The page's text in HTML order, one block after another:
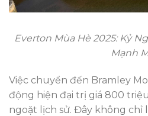
Everton Mùa Hè 2025: Kỷ
Mạnh
Việc chuyển đến Bramley
động hiện đại trị giá 800
ngoặt lịch sử. Đây không chỉ